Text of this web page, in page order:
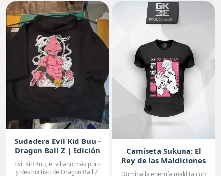
Sudadera Evil Kid Buu -
Dragon Ball Z | Edición
Oscura
Evil Kid Buu, el villano más puro
y destructivo de Dragon Ball Z,
Camiseta Sukuna: El
Rey de las Maldiciones
Domina la energía maldita con